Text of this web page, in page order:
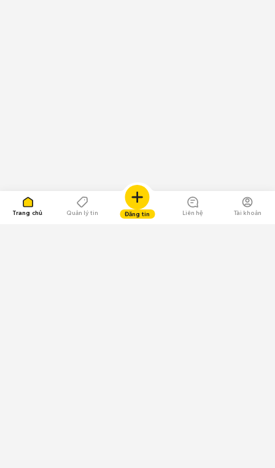
Trang chủ Quản lý tin Đăng tin Liên hệ Tài khoản